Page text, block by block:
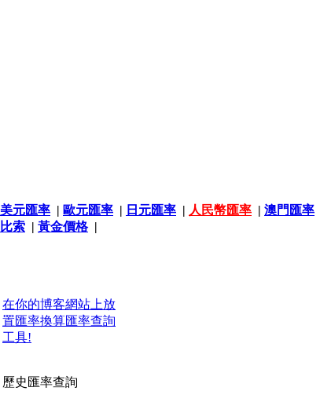
美元匯率 | 歐元匯率 | 日元匯率 | 人民幣匯率 | 澳門匯率
比索 | 黃金價格|
在你的博客網站上放
置匯率換算匯率查詢
工具!
歷史匯率查詢